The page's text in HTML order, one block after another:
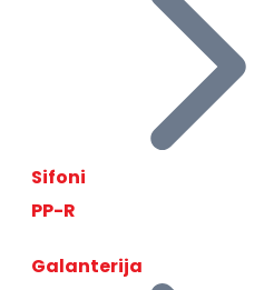
Sifoni
PP-R
Galanterija